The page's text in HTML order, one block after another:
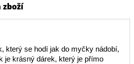
zboží
který se hodí jak do myčky nádobí,
je krásný dárek, který je přímo